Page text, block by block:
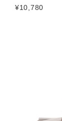
¥10,780